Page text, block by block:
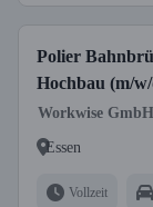
Polier
Hochbau (m/
Workwise GmbH
Essen
Vollzeit